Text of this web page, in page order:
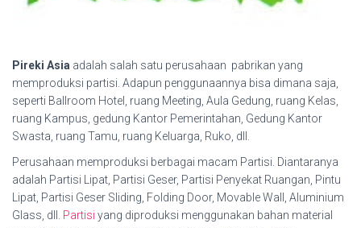
Pireki Asia adalah salah satu perusahaan pabrikan yang
memproduksi partisi. Adapun penggunaannya bisa dimana saja,
seperti Ballroom Hotel, ruang Meeting, Aula Gedung, ruang Kelas,
ruang Kampus, gedung Kantor Pemerintahan, Gedung Kantor
Swasta, ruang Tamu, ruang Keluarga, Ruko, dll.
Perusahaan memproduksi berbagai macam Partisi. Diantaranya
adalah Partisi Lipat, Partisi Geser, Partisi Penyekat Ruangan, Pintu
Lipat, Partisi Geser Sliding, Folding Door, Movable Wall, Aluminium
Glass, dll.
Partisi yang diproduksi menggunakan bahan material